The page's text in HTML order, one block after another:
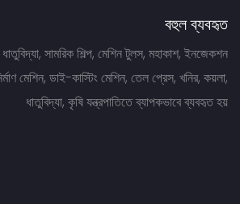
বহুল ব্যবহৃত
সামরিক শিল্প, মেশিন টুলস, মহাকাশ, ইনজেকশন
মেশিন, ডাই-কাস্টিং মেশিন, তেল প্রেস, খনির, কয়লা,
ধাতুবিদ্যা, কৃষি যন্ত্রপাতিতে ব্যাপকভাবে ব্যবহৃত হয়